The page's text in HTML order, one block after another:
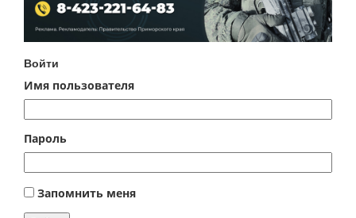
Войти
Имя пользователя
Пароль
Запомнить меня